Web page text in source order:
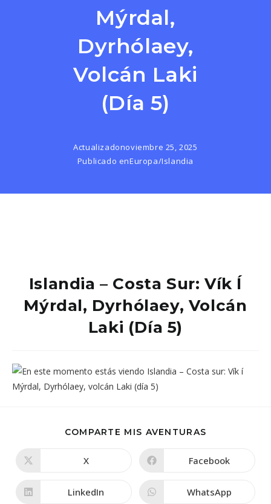
Mýrdal,
Dyrhólaey,
Volcán Laki
(día 5)
Actualizadonoviembre 25, 2025
Publicado enEuropa/Islandia
Islandia – Costa Sur: Vík Í
Mýrdal, Dyrhólaey, Volcán
Laki (día 5)
COMPARTE MIS AVENTURAS
CONTENIDO
una
nueva
X Se
una
nueva
Facebook
Se
LinkedIn Se
WhatsApp